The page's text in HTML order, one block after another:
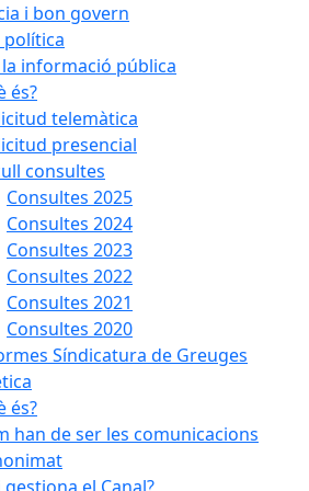
i bon govern
política
la informació pública
és?
telemàtica
presencial
consultes
Consultes 2025
Consultes 2024
Consultes 2023
Consultes 2022
Consultes 2021
Consultes 2020
Síndicatura de Greuges
és?
han de ser les comunicacions